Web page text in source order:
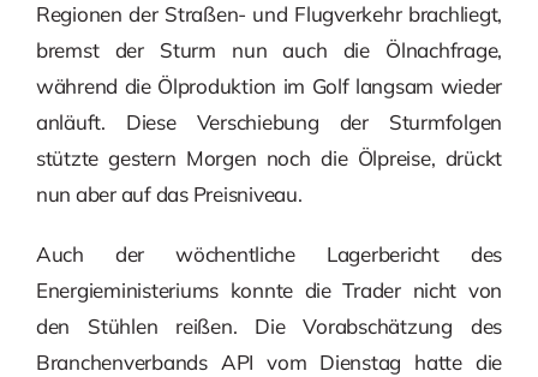
Regionen der Straßen- und Flugverkehr brachliegt,
bremst der Sturm nun auch die Ölnachfrage,
während die Ölproduktion im Golf langsam wieder
anläuft. Diese Verschiebung der Sturmfolgen
stützte gestern Morgen noch die Ölpreise, drückt
nun aber auf das Preisniveau.
Auch der wöchentliche Lagerbericht des
Energieministeriums konnte die Trader nicht von
den Stühlen reißen. Die Vorabschätzung des
Branchenverbands API vom Dienstag hatte die